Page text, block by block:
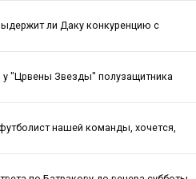
ли Даку конкуренцию с
"Црвены Звезды" полузащитника
нашей команды, хочется,